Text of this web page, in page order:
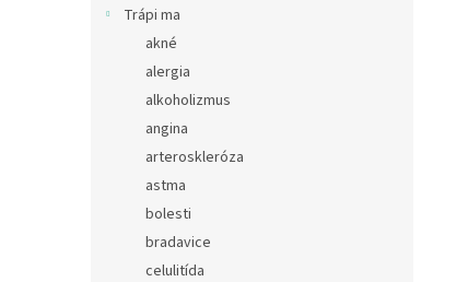
Trápi ma
akné
alergia
alkoholizmus
angina
arteroskleróza
astma
bolesti
bradavice
celulitída